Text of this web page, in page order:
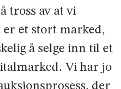
tross av at vi
et stort marked,
å selge inn til et
Vi har jo
der